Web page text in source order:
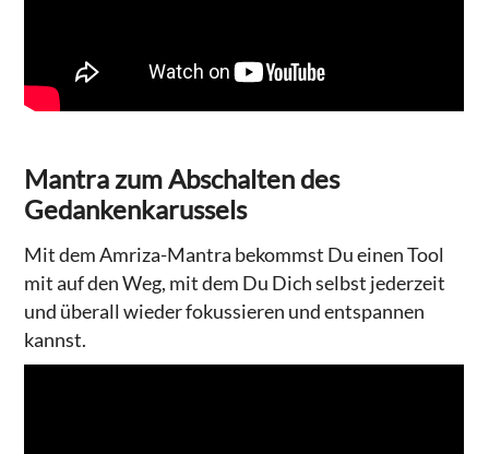
Mantra zum Abschalten des
Gedankenkarussels
Mit dem Amriza-Mantra bekommst Du einen Tool
mit auf den Weg, mit dem Du Dich selbst jederzeit
und überall wieder fokussieren und entspannen
kannst.